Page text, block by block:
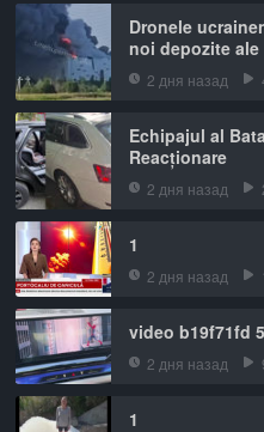
Dronele
noi depozite ale
2 дня назад
Echipajul al
Reacționare
2 дня назад
1
2 дня назад
video b19f71fd
2 дня назад
1